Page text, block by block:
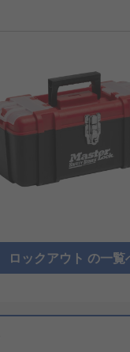
ロックアウト の一覧